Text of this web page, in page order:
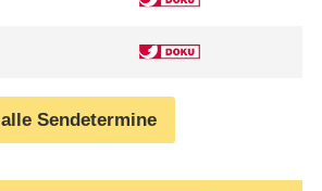
alle Sendetermine